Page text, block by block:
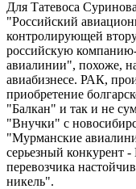
Для Татевоса
"Российский
контролирующей
российскую
авиалинии", похоже,
авиабизнесе. РАК,
приобретение
"Балкан" и так и не
"Внучки" с
"Мурманские
серьезный конкурент
перевозчика
никель".